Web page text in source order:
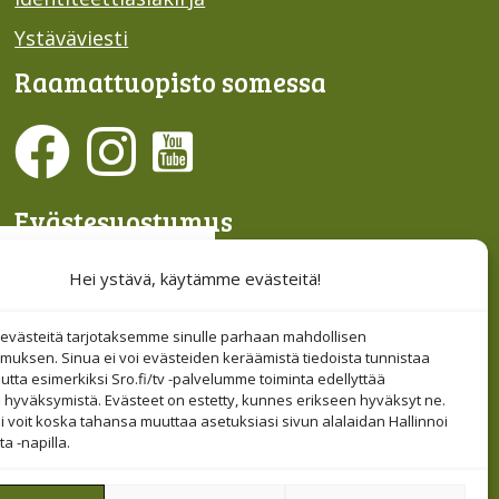
Hei ystävä, käytämme evästeitä!
tarjotaksemme sinulle parhaan mahdollisen
Sinua ei voi evästeiden keräämistä tiedoista tunnistaa
esimerkiksi Sro.fi/tv -palvelumme toiminta edellyttää
Evästeet on estetty, kunnes erikseen hyväksyt ne.
voit koska tahansa muuttaa asetuksiasi sivun alalaidan Hallinnoi
-napilla.
Ystäväviesti
Raamattu­opisto somessa
Evästesuostumus
Etsi sivuiltamme